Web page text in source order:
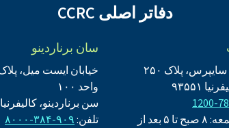
دفاتر اصلی CCRC
پلاک ۲۵۰
۹۳۵۵۱
دوشنبه تا جمعه: ۸ صبح تا ۵ بعد از
سان برناردینو
واحد ۱۰۰
سن برناردینو، کالیفرنیا ۹۲۴۰۸
تلفن:۹۰۹-۳۸۴-۸۰۰۰